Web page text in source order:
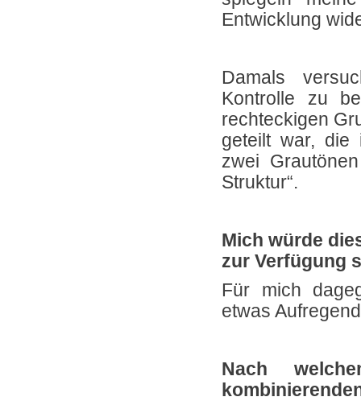
Entwicklung
Damals
Kontrolle zu
rechteckigen
geteilt war, die
zwei
Struktur“.
Mich würde
zur Verfügung
Für mich
etwas
Nach